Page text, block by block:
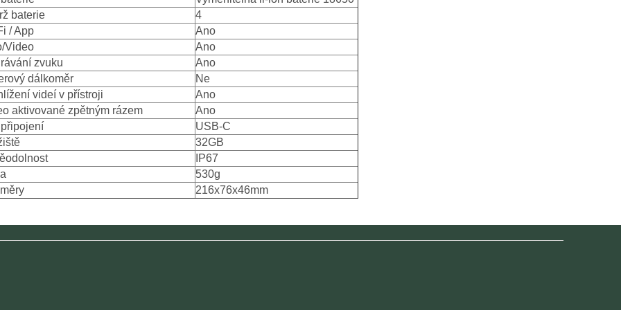
baterie
4
/ App
Ano
Video
Ano
zvuku
Ano
dálkoměr
Ne
videí v přístroji
Ano
aktivované zpětným rázem
Ano
USB-C
32GB
IP67
530g
216x76x46mm